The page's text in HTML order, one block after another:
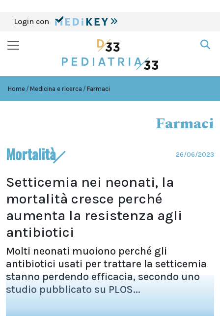
Login con
Home Medicina e ricerca Farmaci
Farmaci
Mortalità 26/06/2023
Setticemia nei neonati, la
mortalità cresce perché
aumenta la resistenza agli
antibiotici
Molti neonati muoiono perché gli
antibiotici usati per trattare la setticemia
stanno perdendo efficacia, secondo uno
studio pubblicato su PLOS...